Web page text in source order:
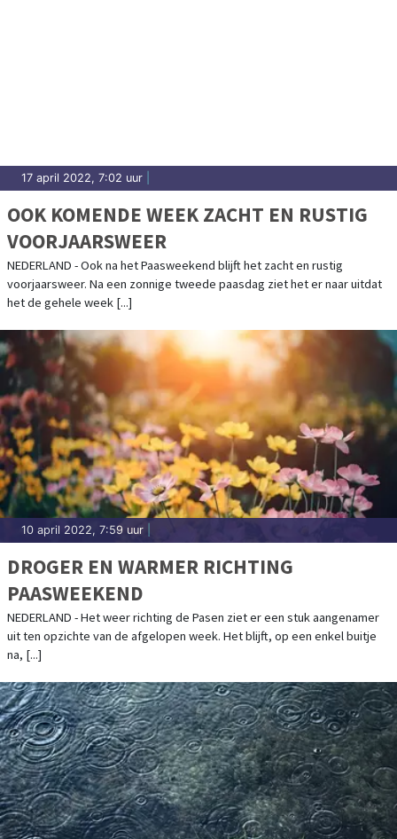
17 april 2022, 7:02 uur
OOK KOMENDE WEEK ZACHT EN RUSTIG
VOORJAARSWEER
NEDERLAND - Ook na het Paasweekend blijft het zacht en rustig
voorjaarsweer. Na een zonnige tweede paasdag ziet het er naar uitdat
het de gehele week [...]
10 april 2022, 7:59 uur
DROGER EN WARMER RICHTING
PAASWEEKEND
NEDERLAND - Het weer richting de Pasen ziet er een stuk aangenamer
uit ten opzichte van de afgelopen week. Het blijft, op een enkel buitje
na, [...]